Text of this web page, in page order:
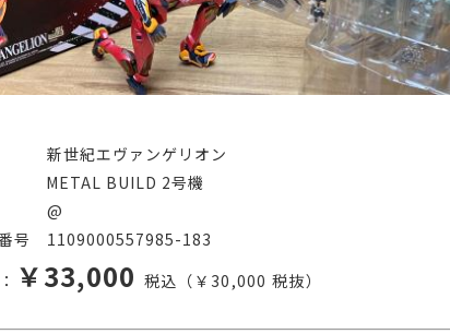
新世紀エヴァンゲリオン
METAL BUILD 2号機
@
号 1109000557985-183
￥33,000 税込（￥30,000 税抜）